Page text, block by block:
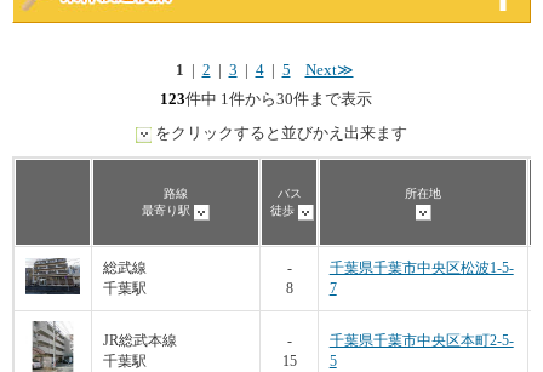
1 2 3 4| 5
Next≫
123件中 1件から30件まで表示
をクリックすると並びかえ出来ます
路線
最寄り駅
バス
徒歩
所在地
総武線
千葉駅
-
8
千葉県千葉市中央区松波1-5-
7
JR総武本線
千葉駅
-
15
千葉県千葉市中央区本町2-5-
5